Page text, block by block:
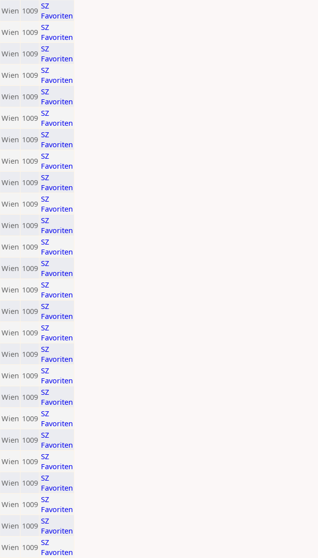
Wien 1009 SZ
Favoriten
Wien 1009 SZ
Favoriten
Wien 1009 SZ
Favoriten
Wien 1009 SZ
Favoriten
Wien 1009 SZ
Favoriten
Wien 1009 SZ
Favoriten
Wien 1009 SZ
Favoriten
Wien 1009 SZ
Favoriten
Wien 1009 SZ
Favoriten
Wien 1009 SZ
Favoriten
Wien 1009 SZ
Favoriten
Wien 1009 SZ
Favoriten
Wien 1009 SZ
Favoriten
Wien 1009 SZ
Favoriten
Wien 1009 SZ
Favoriten
Wien 1009 SZ
Favoriten
Wien 1009 SZ
Favoriten
Wien 1009 SZ
Favoriten
Wien 1009 SZ
Favoriten
Wien 1009 SZ
Favoriten
Wien 1009 SZ
Favoriten
Wien 1009 SZ
Favoriten
Wien 1009 SZ
Favoriten
Wien 1009 SZ
Favoriten
Wien 1009 SZ
Favoriten
Wien 1009 SZ
Favoriten